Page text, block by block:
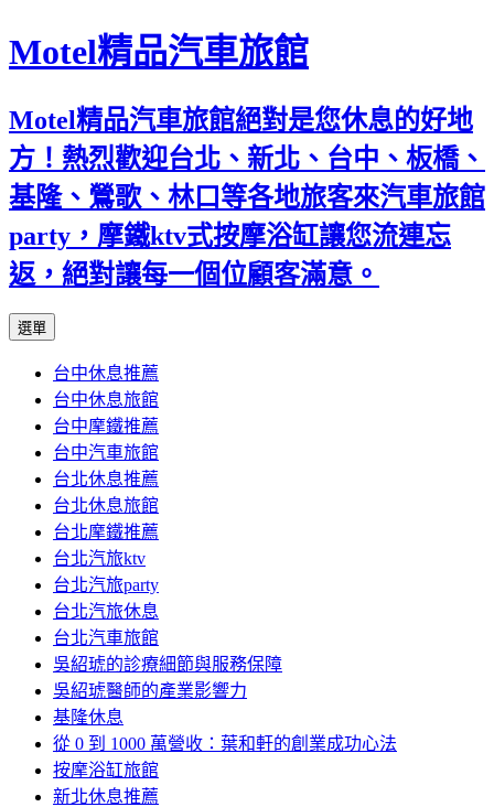
Motel精品汽車旅館
Motel精品汽車旅館絕對是您休息的好地
方！熱烈歡迎台北、新北、台中、板橋、
基隆、鶯歌、林口等各地旅客來汽車旅館
party，摩鐵ktv式按摩浴缸讓您流連忘
返，絕對讓每一個位顧客滿意。
選單
內
容
台中休息推薦
台中休息旅館
台中摩鐵推薦
台中汽車旅館
台北休息推薦
台北休息旅館
台北摩鐵推薦
台北汽旅ktv
台北汽旅party
台北汽旅休息
台北汽車旅館
吳紹琥的診療細節與服務保障
吳紹琥醫師的產業影響力
基隆休息
從 0 到 1000 萬營收：葉和軒的創業成功心法
按摩浴缸旅館
新北休息推薦